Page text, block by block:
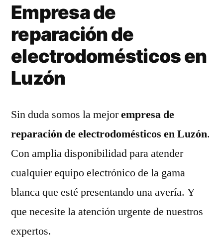
Empresa de
reparación de
electrodomésticos en
Luzón
Sin duda somos la mejorempresa de
reparación de electrodomésticos en Luzón.
Con amplia disponibilidad para atender
cualquier equipo electrónico de la gama
blanca que esté presentando una avería. Y
que necesite la atención urgente de nuestros
expertos.